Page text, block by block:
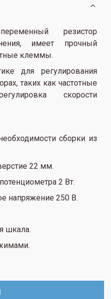
резистор
имеет прочный
клеммы.
для регулирования
таких как частотные
скорости
сборки из
22 мм.
2 Вт.
напряжение 250 В.
шкала.